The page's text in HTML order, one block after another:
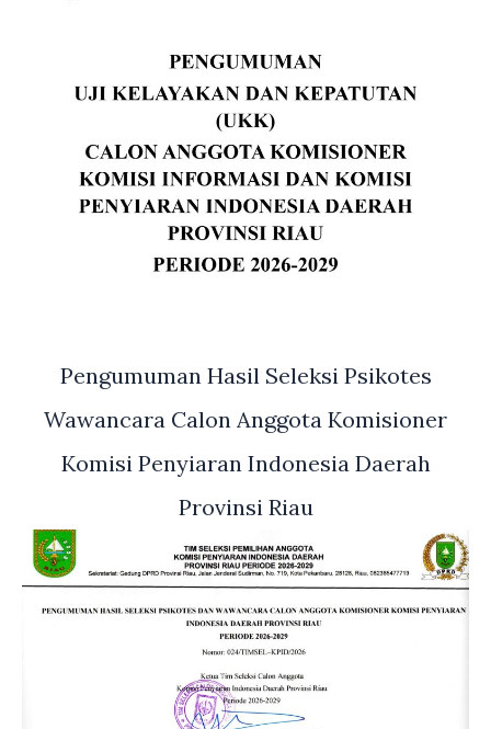
Pengumuman Hasil Seleksi Psikotes
Wawancara Calon Anggota Komisioner
Komisi Penyiaran Indonesia Daerah
Provinsi Riau